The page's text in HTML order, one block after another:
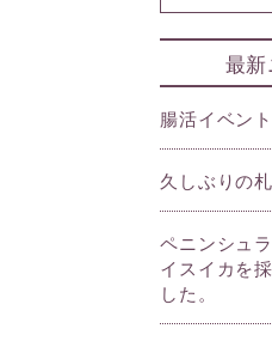
最
腸活イベント
久しぶりの札
ペニンシュ
イスイカを
した。